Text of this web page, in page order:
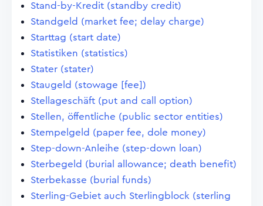
Stand-by-Kredit (standby credit)
Standgeld (market fee; delay charge)
Starttag (start date)
Statistiken (statistics)
Stater (stater)
Staugeld (stowage [fee])
Stellageschäft (put and call option)
Stellen, öffentliche (public sector entities)
Stempelgeld (paper fee, dole money)
Step-down-Anleihe (step-down loan)
Sterbegeld (burial allowance; death benefit)
Sterbekasse (burial funds)
Sterling-Gebiet auch Sterlingblock (sterling